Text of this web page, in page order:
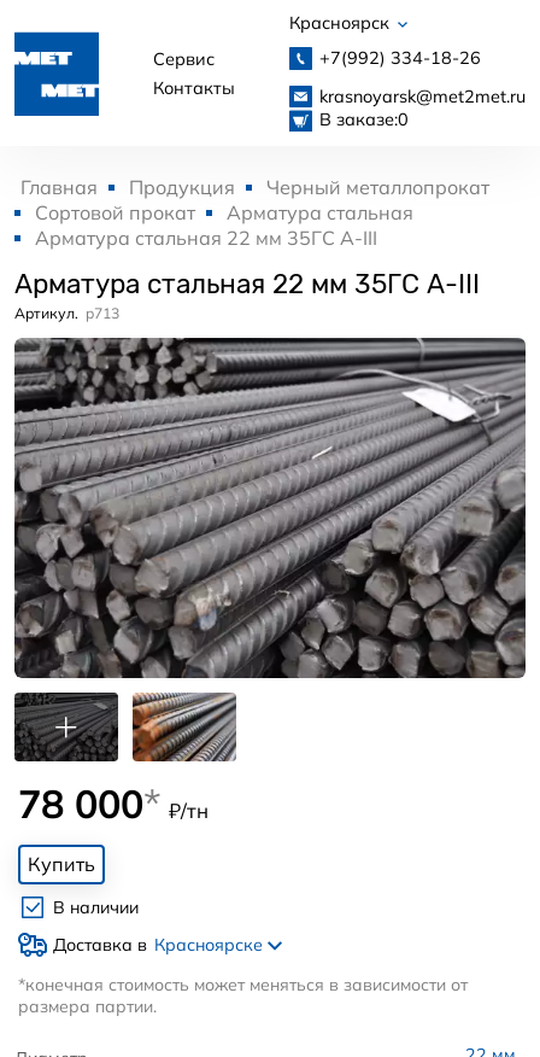
Сервис
Контакты
Красноярск
+7(992) 334-18-26
krasnoyarsk@met2met.ru
В заказе:0
Главная Продукция
Черный металлопрокат
Сортовой прокат
Арматура стальная
Арматура стальная 22 мм 35ГС А-III
Арматура стальная 22 мм 35ГС А-III
Артикул. p713
78 000* ₽/тн
Купить
В наличии
Доставка в Красноярске
*конечная стоимость может меняться в зависимости от
размера партии.